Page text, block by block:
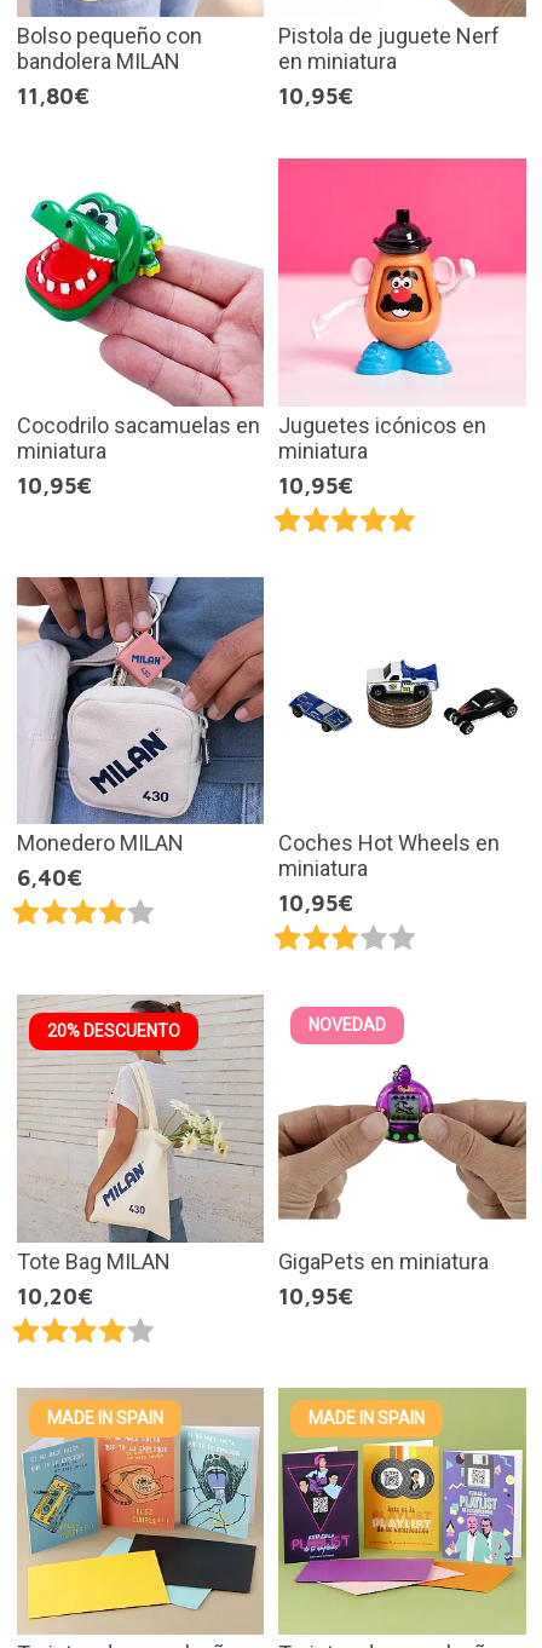
Bolso pequeño con
bandolera MILAN
11,80€
Pistola de juguete Nerf
en miniatura
10,95€
Cocodrilo sacamuelas en
miniatura
10,95€
Juguetes icónicos en
miniatura
10,95€
Monedero MILAN
6,40€
Coches Hot Wheels en
miniatura
10,95€
20% DESCUENTO
Tote Bag MILAN
10,20€
NOVEDAD
GigaPets en miniatura
10,95€
MADE IN SPAIN MADE IN SPAIN